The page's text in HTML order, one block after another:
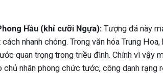
Hầu (khỉ cưỡi Ngựa): Tượng đá này
nhanh chóng. Trong văn hóa Trung
quan trọng trong triều đình. Chính vì vậy
chủ nhân phong chức tước, công danh